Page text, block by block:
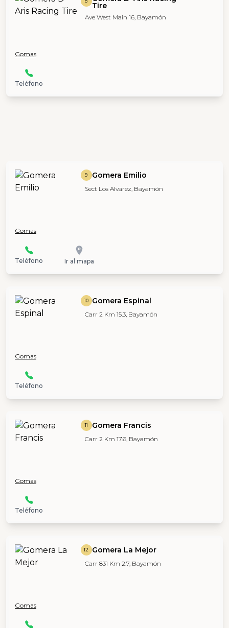
Tire
Ave West Main 16, Bayamón
Gomas
Teléfono
9 Gomera Emilio
Sect Los Alvarez, Bayamón
Gomas
Teléfono Ir al mapa
10 Gomera Espinal
Carr 2 Km 15.3, Bayamón
Gomas
Teléfono
11 Gomera Francis
Carr 2 Km 17.6, Bayamón
Gomas
Teléfono
12 Gomera La Mejor
Carr 831 Km 2.7, Bayamón
Gomas